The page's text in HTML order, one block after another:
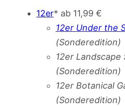
12er* ab 11,99 €
12er Under the
(Sonderedition)
12er Landscape
(Sonderedition)
12er Botanical
(Sonderedition)